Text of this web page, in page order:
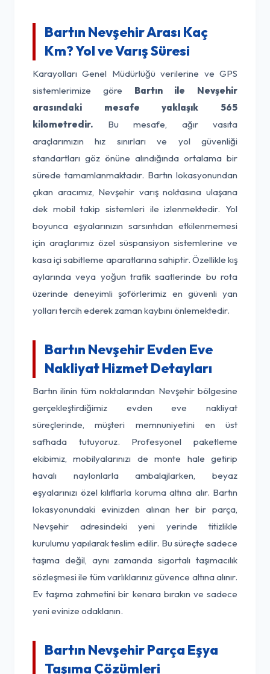
Bartın Nevşehir Arası Kaç
Km? Yol ve Varış Süresi
Karayolları Genel Müdürlüğü verilerine ve GPS
sistemlerimize göre Bartın ile Nevşehir
arasındaki mesafe yaklaşık 565
kilometredir. Bu mesafe, ağır vasıta
araçlarımızın hız sınırları ve yol güvenliği
standartları göz önüne alındığında ortalama bir
sürede tamamlanmaktadır. Bartın lokasyonundan
çıkan aracımız, Nevşehir varış noktasına ulaşana
dek mobil takip sistemleri ile izlenmektedir. Yol
boyunca eşyalarınızın sarsıntıdan etkilenmemesi
için araçlarımız özel süspansiyon sistemlerine ve
kasa içi sabitleme aparatlarına sahiptir. Özellikle kış
aylarında veya yoğun trafik saatlerinde bu rota
üzerinde deneyimli şoförlerimiz en güvenli yan
yolları tercih ederek zaman kaybını önlemektedir.
Bartın Nevşehir Evden Eve
Nakliyat Hizmet Detayları
Bartın ilinin tüm noktalarından Nevşehir bölgesine
gerçekleştirdiğimiz evden eve nakliyat
süreçlerinde, müşteri memnuniyetini en üst
safhada tutuyoruz. Profesyonel paketleme
ekibimiz, mobilyalarınızı de monte hale getirip
havalı naylonlarla ambalajlarken, beyaz
eşyalarınızı özel kılıflarla koruma altına alır. Bartın
lokasyonundaki evinizden alınan her bir parça,
Nevşehir adresindeki yeni yerinde titizlikle
kurulumu yapılarak teslim edilir. Bu süreçte sadece
taşıma değil, aynı zamanda sigortalı taşımacılık
sözleşmesi ile tüm varlıklarınız güvence altına alınır.
Ev taşıma zahmetini bir kenara bırakın ve sadece
yeni evinize odaklanın.
Bartın Nevşehir Parça Eşya
Taşıma Çözümleri